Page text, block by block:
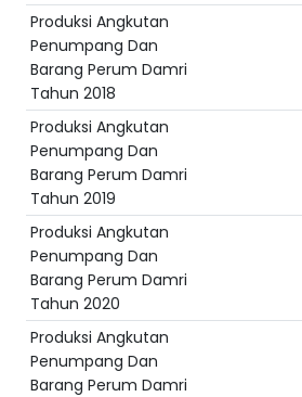
Produksi Angkutan
Penumpang Dan
Barang Perum Damri
Tahun 2018
Produksi Angkutan
Penumpang Dan
Barang Perum Damri
Tahun 2019
Produksi Angkutan
Penumpang Dan
Barang Perum Damri
Tahun 2020
Produksi Angkutan
Penumpang Dan
Barang Perum Damri